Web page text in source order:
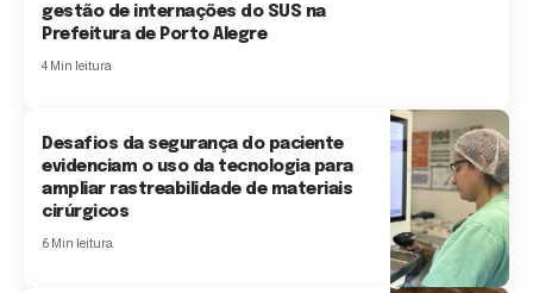
gestão de internações do SUS na
Prefeitura de Porto Alegre
4 Min leitura
Desafios da segurança do paciente
evidenciam o uso da tecnologia para
ampliar rastreabilidade de materiais
cirúrgicos
6 Min leitura